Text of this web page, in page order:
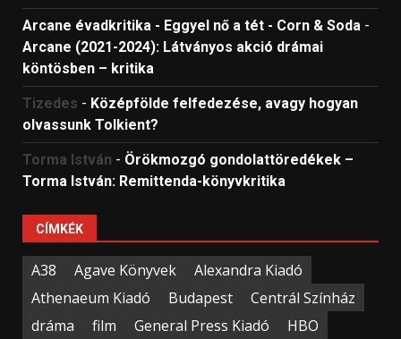
Arcane évadkritika - Eggyel nő a tét - Corn & Soda -
Arcane (2021-2024): Látványos akció drámai
köntösben – kritika
Tizedes - Középfölde felfedezése, avagy hogyan
olvassunk Tolkient?
Torma István - Örökmozgó gondolattöredékek –
Torma István: Remittenda-könyvkritika
CÍMKÉK
A38 Agave Könyvek
Alexandra Kiadó
Athenaeum Kiadó
Budapest
Centrál Színház
dráma
film General Press Kiadó
HBO